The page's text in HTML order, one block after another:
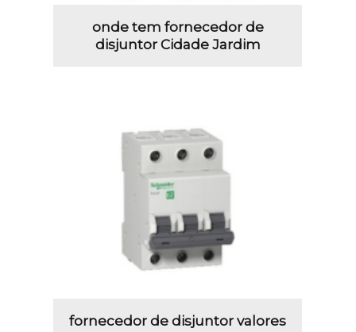
onde tem fornecedor de
disjuntor Cidade Jardim
fornecedor de disjuntor valores